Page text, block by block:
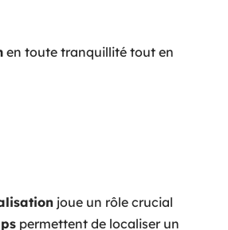
en toute tranquillité tout en
joue un rôle crucial
permettent de localiser un